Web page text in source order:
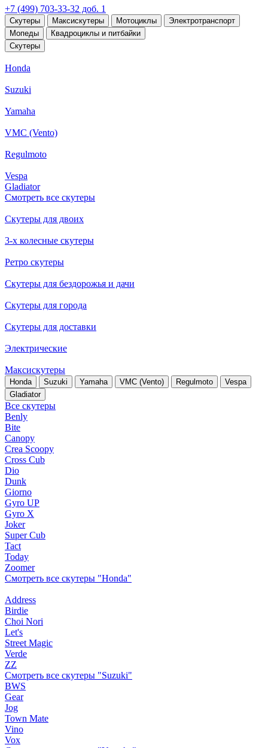
+7 (499) 703-33-32 доб. 1
Скутеры Максискутеры Мотоциклы
Электротранспорт
Мопеды
Квадроциклы и питбайки
Скутеры
Honda
Suzuki
Yamaha
VMC (Vento)
Regulmoto
Vespa
Gladiator
Смотреть все скутеры
Скутеры для двоих
3-х колесные скутеры
Ретро скутеры
Скутеры для бездорожья и дачи
Скутеры для города
Скутеры для доставки
Электрические
Максискутеры
Honda Suzuki Yamaha VMC (Vento) Regulmoto
Vespa
Gladiator
Все скутеры
Benly
Bite
Canopy
Crea Scoopy
Cross Cub
Dio
Dunk
Giorno
Gyro UP
Gyro X
Joker
Super Cub
Tact
Today
Zoomer
Смотреть все скутеры "Honda"
Address
Birdie
Choi Nori
Let's
Street Magic
Verde
ZZ
Смотреть все скутеры "Suzuki"
BWS
Gear
Jog
Town Mate
Vino
Vox